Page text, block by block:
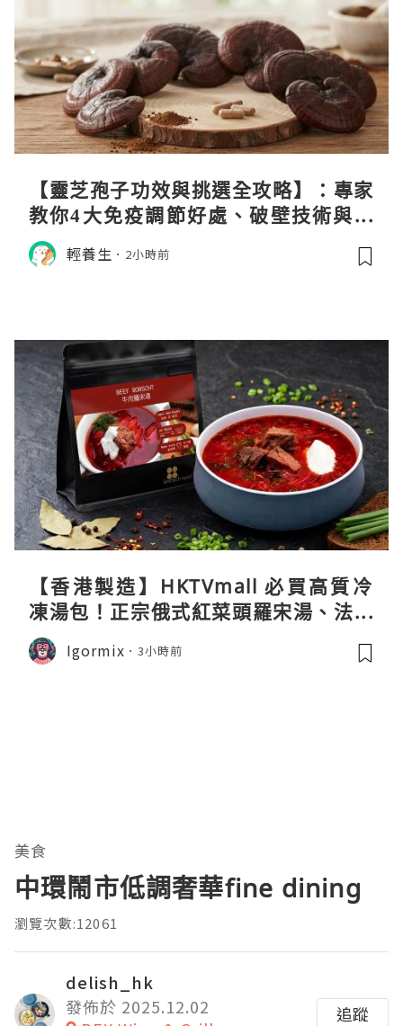
【靈芝孢子功效與挑選全攻略】：專家
教你4大免疫調節好處、破壁技術與挑
選秘訣
輕養生 2小時前
【香港製造】HKTVmall 必買高質冷
凍湯包！正宗俄式紅菜頭羅宋湯、法式
龍蝦濃湯與生酮膠原蛋白骨頭湯全攻略
Igormix 3小時前
美食
中環鬧市低調奢華fine dining
瀏覽次數:12061
delish_hk
發佈於 2025.12.02
追蹤